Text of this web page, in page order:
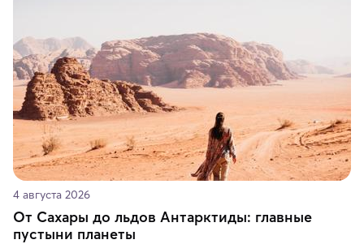
4 августа 2026
От Сахары до льдов Антарктиды: главные
пустыни планеты